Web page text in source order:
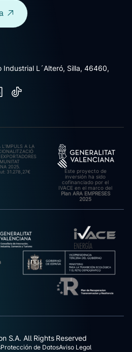
Industrial L´Alteró, Silla, 46460,
L’IMPULS A LA
2025.
31.278,27€
Este proyecto de
inversión ha sido
cofinanciado por el
IVACE en el marco del
Plan ARA EMPRESES
2025
S.A. All Rights Reserved
Protección de DatosAviso Legal